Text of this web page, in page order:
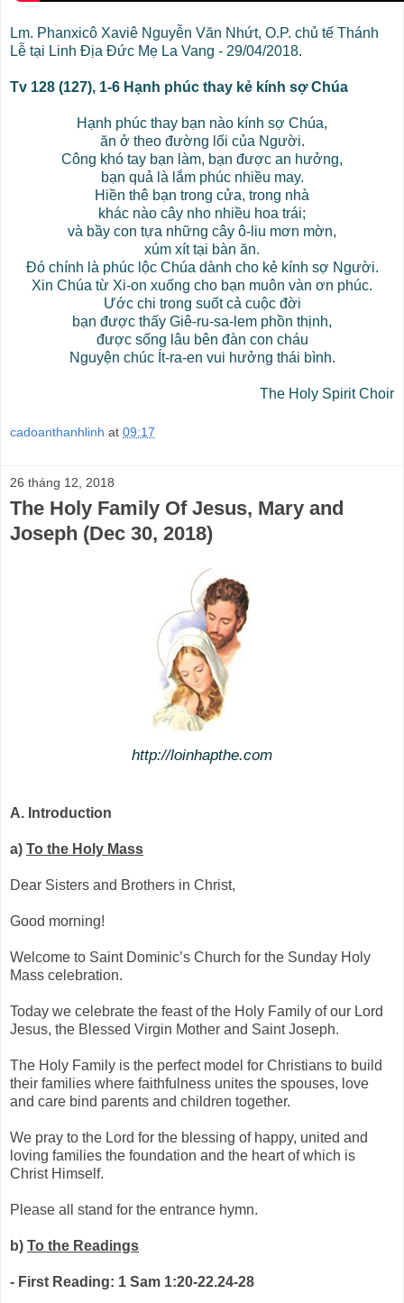
Lm. Phanxicô Xaviê Nguyễn Văn Nhứt, O.P. chủ tế Thánh
Lễ tại Linh Địa Đức Mẹ La Vang - 29/04/2018.
Tv 128 (127), 1-6 Hạnh phúc thay kẻ kính sợ Chúa
Hạnh phúc thay bạn nào kính sợ Chúa,
ăn ở theo đường lối của Người.
Công khó tay bạn làm, bạn được an hưởng,
bạn quả là lắm phúc nhiều may.
Hiền thê bạn trong cửa, trong nhà
khác nào cây nho nhiều hoa trái;
và bầy con tựa những cây ô-liu mơn mờn,
xúm xít tại bàn ăn.
Đó chính là phúc lộc Chúa dành cho kẻ kính sợ Người.
Xin Chúa từ Xi-on xuống cho bạn muôn vàn ơn phúc.
Ước chi trong suốt cả cuộc đời
bạn được thấy Giê-ru-sa-lem phồn thịnh,
được sống lâu bên đàn con cháu
Nguyện chúc Ít-ra-en vui hưởng thái bình.
The Holy Spirit Choir
cadoanthanhlinh at 09:17
26 tháng 12, 2018
The Holy Family Of Jesus, Mary and
Joseph (Dec 30, 2018)
http://loinhapthe.com
A. Introduction
a) To the Holy Mass
Dear Sisters and Brothers in Christ,
Good morning!
Welcome to Saint Dominic’s Church for the Sunday Holy
Mass celebration.
Today we celebrate the feast of the Holy Family of our Lord
Jesus, the Blessed Virgin Mother and Saint Joseph.
The Holy Family is the perfect model for Christians to build
their families where faithfulness unites the spouses, love
and care bind parents and children together.
We pray to the Lord for the blessing of happy, united and
loving families the foundation and the heart of which is
Christ Himself.
Please all stand for the entrance hymn.
b) To the Readings
- First Reading: 1 Sam 1:20-22.24-28